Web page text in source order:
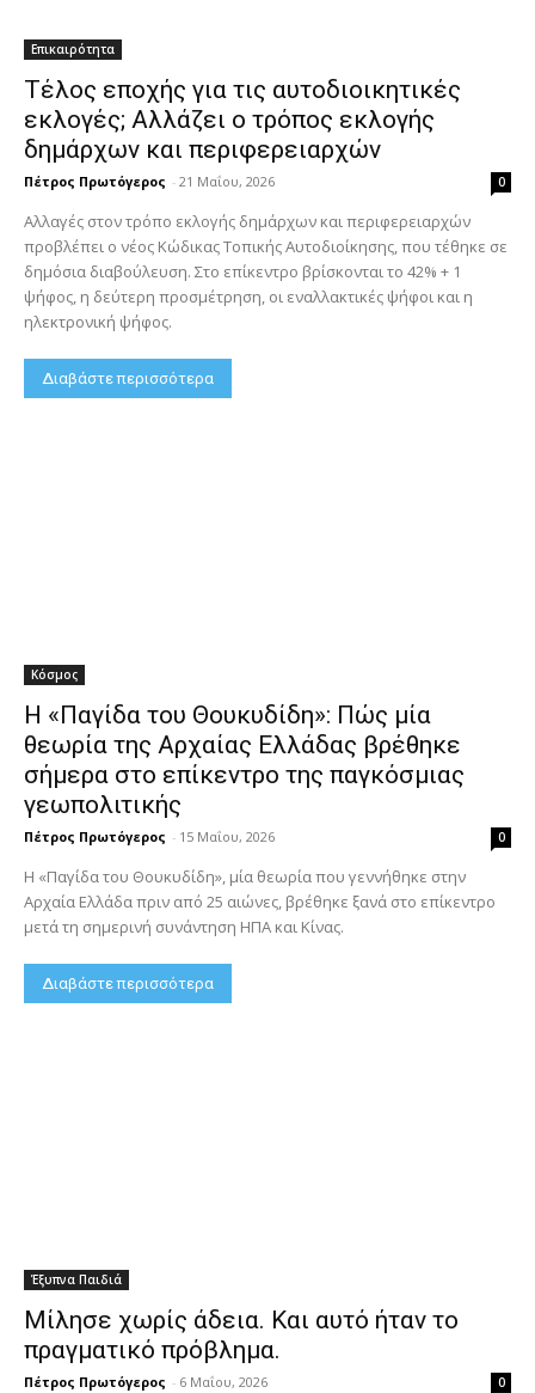
Επικαιρότητα
Τέλος εποχής για τις αυτοδιοικητικές
εκλογές; Αλλάζει ο τρόπος εκλογής
δημάρχων και περιφερειαρχών
Πέτρος Πρωτόγερος - 21 Μαΐου, 2026 0
Αλλαγές στον τρόπο εκλογής δημάρχων και περιφερειαρχών
προβλέπει ο νέος Κώδικας Τοπικής Αυτοδιοίκησης, που τέθηκε σε
δημόσια διαβούλευση. Στο επίκεντρο βρίσκονται το 42% + 1
ψήφος, η δεύτερη προσμέτρηση, οι εναλλακτικές ψήφοι και η
ηλεκτρονική ψήφος.
Διαβάστε περισσότερα
Κόσμος
Η «Παγίδα του Θουκυδίδη»: Πώς μία
θεωρία της Αρχαίας Ελλάδας βρέθηκε
σήμερα στο επίκεντρο της παγκόσμιας
γεωπολιτικής
Πέτρος Πρωτόγερος - 15 Μαΐου, 2026 0
Η «Παγίδα του Θουκυδίδη», μία θεωρία που γεννήθηκε στην
Αρχαία Ελλάδα πριν από 25 αιώνες, βρέθηκε ξανά στο επίκεντρο
μετά τη σημερινή συνάντηση ΗΠΑ και Κίνας.
Διαβάστε περισσότερα
Έξυπνα Παιδιά
Μίλησε χωρίς άδεια. Και αυτό ήταν το
πραγματικό πρόβλημα.
Πέτρος Πρωτόγερος - 6 Μαΐου, 2026 0